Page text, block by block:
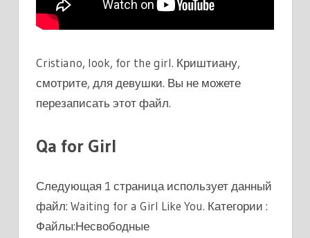
Cristiano, look, for the girl. Криштиану,
смотрите, для девушки. Вы не можете
перезаписать этот файл.
Qa for Girl
Следующая 1 страница использует данный
файл: Waiting for a Girl Like You. Категории :
Файлы:Несвободные